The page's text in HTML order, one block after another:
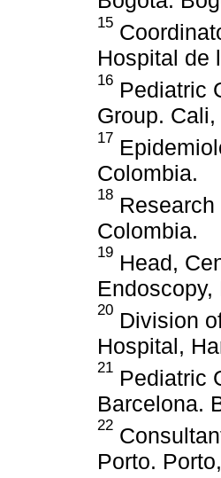
15
Hospital de
16 Pediatric
Group.
17
Colombia.
18
Colombia.
19 Head,
20 Division
Hospital,
21 Pediatric
Barcelona.
22
Porto.